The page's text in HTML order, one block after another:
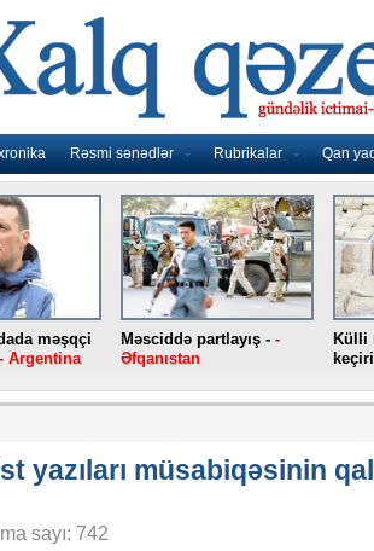
Rəsmi sənədlər Rubrikalar Qan
qarət edilib -
Yeni “iPhone”
smartfonları -
yazıları müsabiqəsinin
sayı: 742